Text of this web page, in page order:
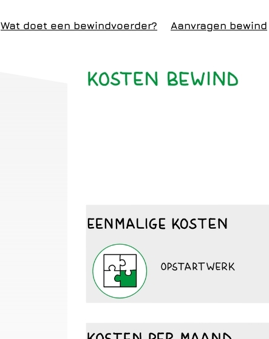
Wat doet een bewindvoerder? Aanvragen bewind
Kosten bewind
2 personen: €958,32